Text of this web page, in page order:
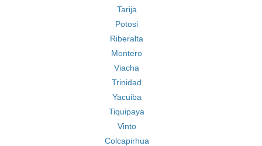
Tarija
Potosi
Riberalta
Montero
Viacha
Trinidad
Yacuiba
Tiquipaya
Vinto
Colcapirhua